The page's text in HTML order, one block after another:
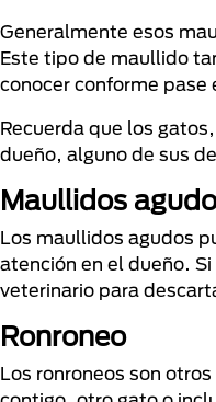
Generalmente esos
Este tipo de maullido
conocer conforme pase
Recuerda que los
dueño, alguno de sus
Maullidos
Los maullidos agudos
atención en el dueño.
veterinario para
Ronroneo
Los ronroneos son